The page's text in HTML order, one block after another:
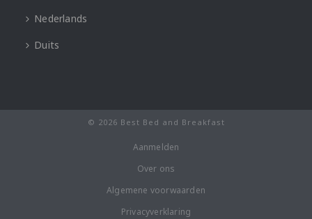
Nederlands
Duits
© 2026 Best Bed and Breakfast
Aanmelden
Over ons
Algemene voorwaarden
Privacyverklaring